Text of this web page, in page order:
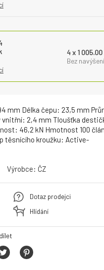
mm Délka čepu: 23,5 mm
vnitřní: 2,4 mm Tloušťka
46,2 kN Hmotnost 100
těsnícího kroužku: Active-
4 x 1 005.00
Bez
Výrobce: ČZ
Dotaz prodejci
Hlídání